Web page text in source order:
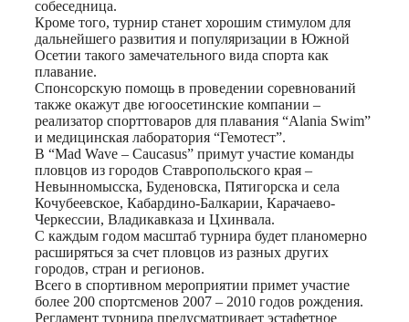
собеседница.
Кроме того, турнир станет хорошим стимулом для
дальнейшего развития и популяризации в Южной
Осетии такого замечательного вида спорта как
плавание.
Спонсорскую помощь в проведении соревнований
также окажут две югоосетинские компании –
реализатор спорттоваров для плавания “Alania Swim”
и медицинская лаборатория “Гемотест”.
В “Mad Wave – Caucasus” примут участие команды
пловцов из городов Ставропольского края –
Невынномысска, Буденовска, Пятигорска и села
Кочубеевское, Кабардино-Балкарии, Карачаево-
Черкессии, Владикавказа и Цхинвала.
С каждым годом масштаб турнира будет планомерно
расширяться за счет пловцов из разных других
городов, стран и регионов.
Всего в спортивном мероприятии примет участие
более 200 спортсменов 2007 – 2010 годов рождения.
Регламент турнира предусматривает эстафетное